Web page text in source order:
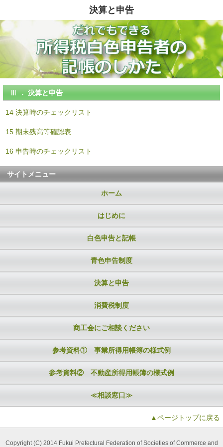
決算と申告
Ⅲ ． 決算と申告
14 決算時のチェックリスト
15 期末残高等確認表
16 申告時のチェックリスト
サイトメニュー
ホーム
はじめに
白色申告と記帳
青色申告制度
決算と申告
消費税制度
商工会にご相談ください
参考資料① 事業所得用帳簿の様式例
参考資料② 不動産所得用帳簿の様式例
≪相談窓口≫
▲ページトップに戻る
Copyright (C) 2014 Fukui Prefectural Federation of Societies of Commerce and